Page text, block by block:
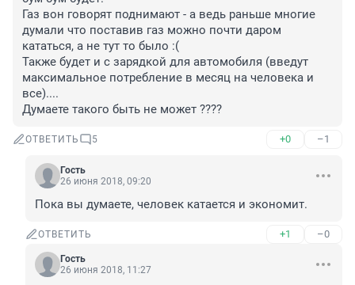
Газ вон говорят поднимают - а ведь раньше многие
думали что поставив газ можно почти даром
кататься, а не тут то было :(
Также будет и с зарядкой для автомобиля (введут
максимальное потребление в месяц на человека и
все)....
Думаете такого быть не может ????
ОТВЕТИТЬ 5 +0 –1
Гость
26 июня 2018, 09:20
Пока вы думаете, человек катается и экономит.
ОТВЕТИТЬ +1 –0
Гость
26 июня 2018, 11:27